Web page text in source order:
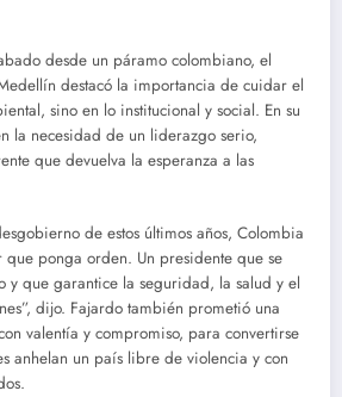
desde un páramo colombiano, el
destacó la importancia de cuidar el
sino en lo institucional y social. En su
la necesidad de un liderazgo serio,
que devuelva la esperanza a las
de estos últimos años, Colombia
que ponga orden. Un presidente que se
y que garantice la seguridad, la salud y el
dijo. Fajardo también prometió una
valentía y compromiso, para convertirse
anhelan un país libre de violencia y con